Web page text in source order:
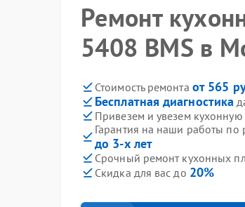
Ремонт
5408 BMS в
Стоимость ремонта от 565
Бесплатная диагностика
Привезем и увезем
Гарантия на наши работы по
до 3-х лет
Срочный ремонт кухонных
Скидка для вас до 20%